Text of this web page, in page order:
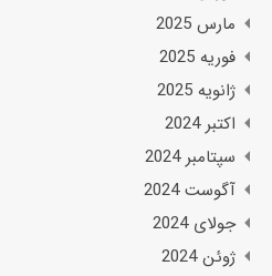
مارس 2025
فوریه 2025
ژانویه 2025
اکتبر 2024
سپتامبر 2024
آگوست 2024
جولای 2024
ژوئن 2024